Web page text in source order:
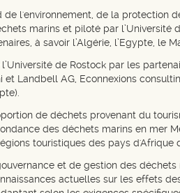
l'environnement, de la protection
marins et piloté par
à savoir l’Algérie, l’Egypte, le
de Rostock par les
Landbell AG, Econnexions
de déchets provenant du
des déchets marins en mer
touristiques des pays d'Afrique
et de gestion des
actuelles sur les effets